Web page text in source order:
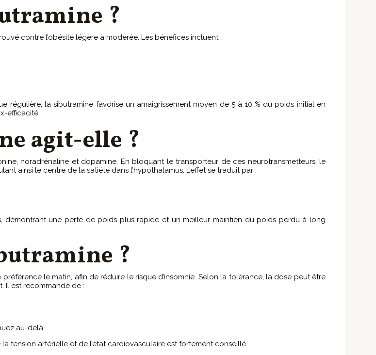
?
contre l’obésité légère à modérée. Les bénéfices incluent :
régulière, la sibutramine favorise un amaigrissement moyen de 5 à 10 % du poids initial en
efficacité.
agit-elle ?
noradrénaline et dopamine. En bloquant le transporteur de ces neurotransmetteurs, le
ainsi le centre de la satiété dans l’hypothalamus. L’effet se traduit par :
démontrant une perte de poids plus rapide et un meilleur maintien du poids perdu à long
?
le matin, afin de réduire le risque d’insomnie. Selon la tolérance, la dose peut être
Il est recommandé de :
au-delà
tension artérielle et de l’état cardiovasculaire est fortement conseillé.